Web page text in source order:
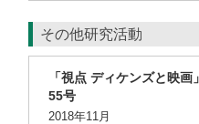
その他研究活動
「視点 ディケンズと映
55号
2018年11月